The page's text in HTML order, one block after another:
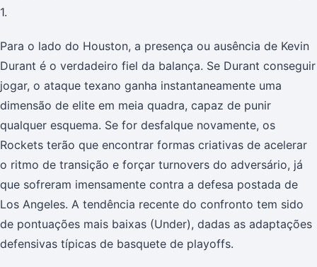
1.
Para o lado do Houston, a presença ou ausência de Kevin
Durant é o verdadeiro fiel da balança. Se Durant conseguir
jogar, o ataque texano ganha instantaneamente uma
dimensão de elite em meia quadra, capaz de punir
qualquer esquema. Se for desfalque novamente, os
Rockets terão que encontrar formas criativas de acelerar
o ritmo de transição e forçar turnovers do adversário, já
que sofreram imensamente contra a defesa postada de
Los Angeles. A tendência recente do confronto tem sido
de pontuações mais baixas (Under), dadas as adaptações
defensivas típicas de basquete de playoffs.